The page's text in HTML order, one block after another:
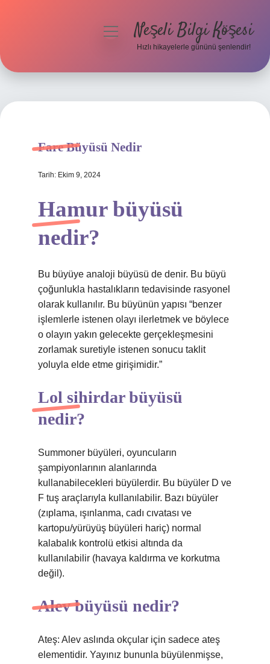
Hakkımızda
menüyüNeşeli Bilgi Köşesi
Hızlı hikayelerle gününü şenlendir!
Fare Büyüsü Nedir
Tarih: Ekim 9, 2024
Hamur büyüsü
nedir?
Bu büyüye analoji büyüsü de denir. Bu büyü
çoğunlukla hastalıkların tedavisinde rasyonel
olarak kullanılır. Bu büyünün yapısı “benzer
işlemlerle istenen olayı ilerletmek ve böylece
o olayın yakın gelecekte gerçekleşmesini
zorlamak suretiyle istenen sonucu taklit
yoluyla elde etme girişimidir.”
Lol sihirdar büyüsü
nedir?
Summoner büyüleri, oyuncuların
şampiyonlarının alanlarında
kullanabilecekleri büyülerdir. Bu büyüler D ve
F tuş araçlarıyla kullanılabilir. Bazı büyüler
(zıplama, ışınlanma, cadı cıvatası ve
kartopu/yürüyüş büyüleri hariç) normal
kalabalık kontrolü etkisi altında da
kullanılabilir (havaya kaldırma ve korkutma
değil).
Alev büyüsü nedir?
Ateş: Alev aslında okçular için sadece ateş
elementidir. Yayınız bununla büyülenmişse,